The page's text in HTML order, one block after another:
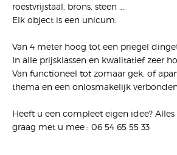
roestvrijstaal, brons, steen ….
Elk object is een unicum.
Van 4 meter hoog tot een priegel
In alle prijsklassen en kwalitatief zeer
Van functioneel tot zomaar gek, of
thema en een onlosmakelijk
Heeft u een compleet eigen idee?
graag met u mee : 06 54 65 55 33